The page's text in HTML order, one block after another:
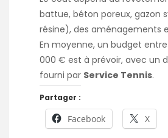
battue, béton poreux, gazon
résine), des aménagements
En moyenne, un budget
000 € est à prévoir, avec un
fourni par Service Tennis.
Partager :
Facebook X